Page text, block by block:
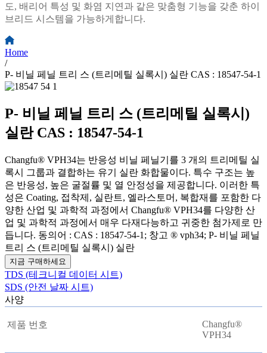
도, 배리어 특성 및 화염 지연과 같은 맞춤형 기능을 갖춘 하이
브리드 시스템을 가능하게합니다.
Home
/
P- 비닐 페닐 트리 스 (트리메틸 실록시) 실란 CAS : 18547-54-1
P- 비닐 페닐 트리 스 (트리메틸 실록시)
실란 CAS : 18547-54-1
Changfu® VPH34는 반응성 비닐 페닐기를 3 개의 트리메틸 실
록시 그룹과 결합하는 유기 실란 화합물이다. 특수 구조는 높
은 반응성, 높은 굴절률 및 열 안정성을 제공합니다. 이러한 특
성은 Coating, 접착제, 실란트, 엘라스토머, 복합재를 포함한 다
양한 산업 및 과학적 과정에서 Changfu® VPH34를 다양한 산
업 및 과학적 과정에서 매우 다재다능하고 귀중한 첨가제로 만
듭니다. 동의어 : CAS : 18547-54-1; 창고 ® vph34; P- 비닐 페닐
트리 스 (트리메틸 실록시) 실란
지금 구매하세요
TDS (테크니컬 데이터 시트)
SDS (안전 날짜 시트)
사양
제품 번호
Changfu®
VPH34